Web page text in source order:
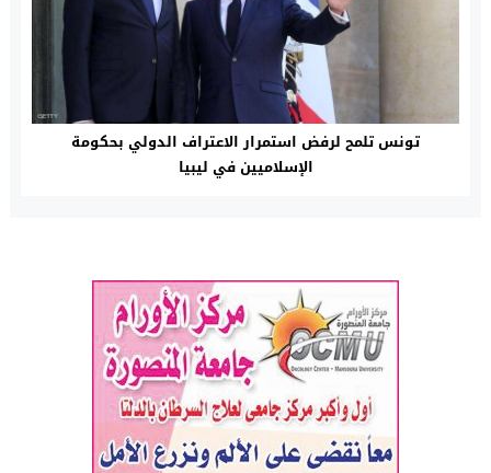
تونس تلمح لرفض استمرار الاعتراف الدولي بحكومة
الإسلاميين في ليبيا